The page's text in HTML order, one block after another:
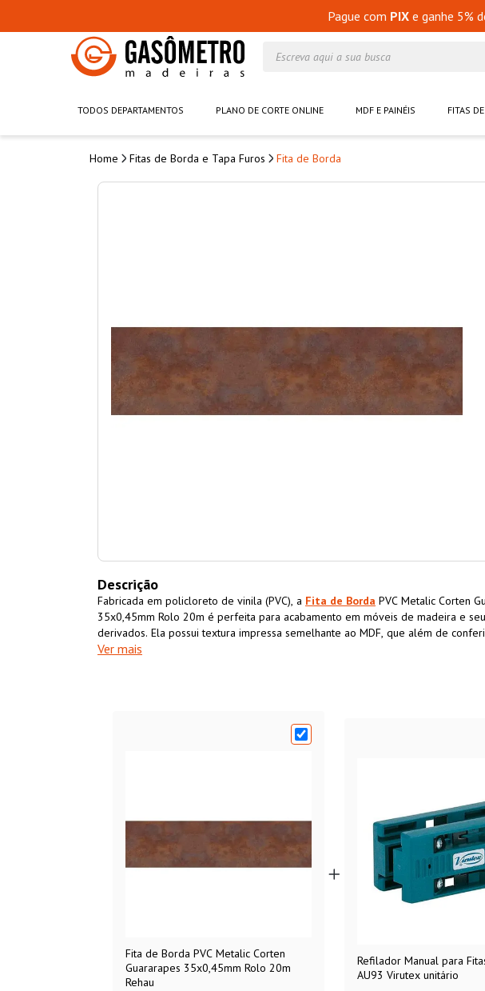
Pague com PIXe ganhe 5%
TODOS DEPARTAMENTOS PLANO DE CORTE ONLINE MDF E PAINÉIS FITAS
Fitas de Borda e Tapa Furos Fita de Borda
Descrição
Fabricada em policloreto de vinila (PVC), a Fita de Borda PVC Metalic Corten
35x0,45mm Rolo 20m é perfeita para acabamento em móveis de madeira e
derivados. Ela possui textura impressa semelhante ao MDF, que além de
acabamento superior ao móvel também impermeabiliza o material, aumentando
Ver mais
Fita de Borda PVC Metalic Corten
Guararapes 35x0,45mm Rolo 20m
Rehau
Refilador Manual para
AU93 Virutex unitário